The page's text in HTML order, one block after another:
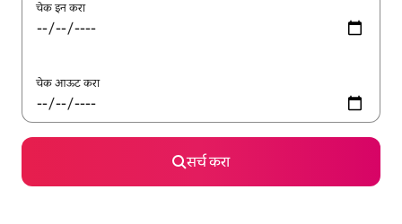
चेक इन करा
चेक आऊट करा
सर्च करा